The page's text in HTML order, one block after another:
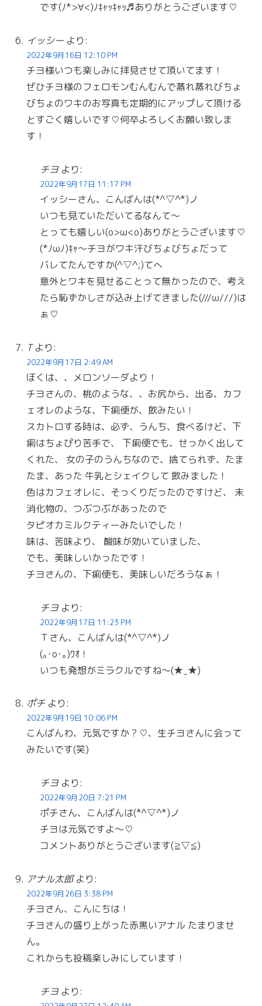
です(ﾉ*>∀<)ﾉｷｬｯｷｬｯ♬ありがとうございます♡
イッシー より:
2022年9月16日 12:10 PM
チヨ様いつも楽しみに拝見させて頂いてます！
ぜひチヨ様のフェロモンむんむんで蒸れ蒸れびちょ
びちょのワキのお写真も定期的にアップして頂ける
とすごく嬉しいです♡何卒よろしくお願い致しま
す！
チヨ より:
2022年9月17日 11:17 PM
イッシーさん、こんばんは(*^▽^*)ノ
いつも見ていただいてるなんて〜
とっても嬉しい(o>ω<o)ありがとうございます♡
(*ﾉωﾉ)ｷｬ〜チヨがワキ汗びちょびちょだって
バレてたんですか(^▽^;)てへ
意外とワキを見せることって無かったので、考え
たら恥ずかしさが込み上げてきました(///ω///)は
ぁ♡
T より:
2022年9月17日 2:49 AM
ぼくは、、メロンソーダより！
チヨさんの、桃のような、、お尻から、出る、カフ
ェオレのような、下痢便が、飲みたい！
スカトロする時は、必ず、うんち、食べるけど、下
痢はちょぴり苦手で、 下痢便でも、せっかく出して
くれた、 女の子のうんちなので、捨てられず、たま
たま、あった 牛乳とシェイクして 飲みました！
色はカフェオレに、そっくりだったのですけど、 未
消化物の、つぶつぶがあったので
タピオカミルクティーみたいでした！
味は、苦味より、 酸味が効いていました、
でも、美味しいかったです！
チヨさんの、下痢便も、美味しいだろうなぁ！
チヨ より:
2022年9月17日 11:23 PM
Ｔさん、こんばんは(*^▽^*)ノ
(｡･о･｡)ﾜｵ！
いつも発想がミラクルですね〜(★‿★)
ポチ より:
2022年9月19日 10:06 PM
こんばんわ、元気ですか？♡、生チヨさんに会って
みたいです(笑)
チヨ より:
2022年9月20日 7:21 PM
ポチさん、こんばんは(*^▽^*)ノ
チヨは元気ですよ〜♡
コメントありがとうございます(≧▽≦)
アナル太郎 より:
2022年9月26日 3:38 PM
チヨさん、こんにちは！
チヨさんの盛り上がった赤黒いアナル たまりませ
ん。
これからも投稿楽しみにしています！
チヨ より: